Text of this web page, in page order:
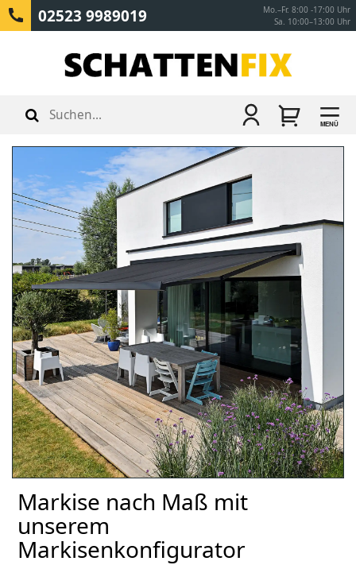
02523 9989019
Mo.–Fr. 8:00 -17:00 Uhr
Sa. 10:00–13:00 Uhr
MENÜ
Markise nach Maß mit
unserem
Markisenkonfigurator